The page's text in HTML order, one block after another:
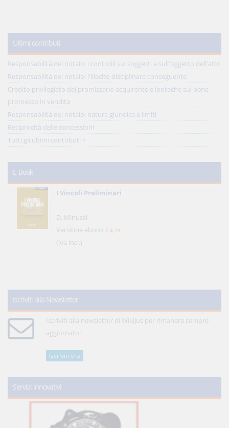
Ultimi contributi
Responsabilità del notaio: i controlli sui soggetti e sull'oggetto dell'atto
Responsabilità del notaio: l'illecito disciplinare conseguente
Credito privilegiato del promissario acquirente e ipoteche sul bene
promesso in vendita
Responsabilità del notaio: natura giuridica e limiti
Reciprocità delle concessioni
Tutti gli ultimi contributi >
E-Book
I Vincoli Preliminari
D. Minussi
Versione ebook € 4,19
(iva incl.)
Iscriviti alla Newsletter
Iscriviti alla newsletter di WikiJus per rimanere sempre
aggiornato!
Iscriviti ora
Servizi innovativi